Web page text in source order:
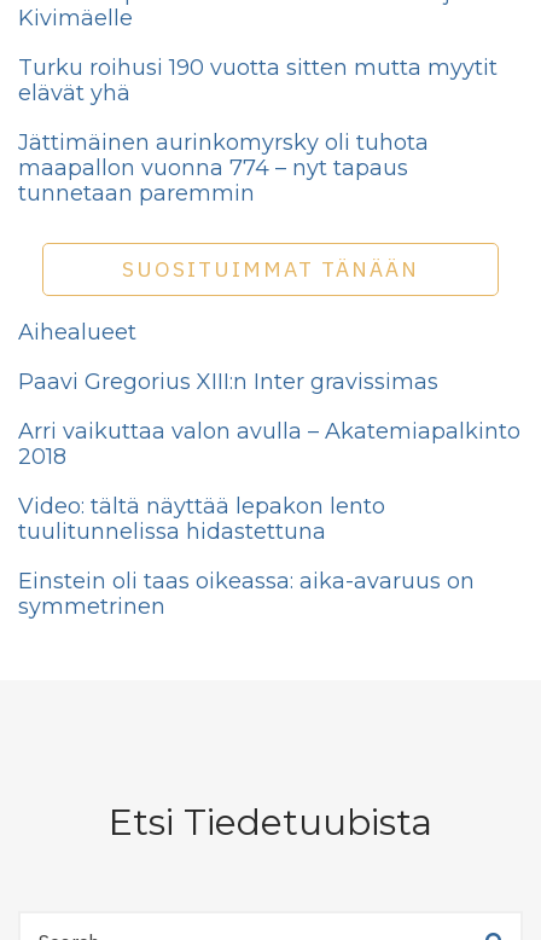
Kivimäelle
Turku roihusi 190 vuotta sitten mutta myytit
elävät yhä
Jättimäinen aurinkomyrsky oli tuhota
maapallon vuonna 774 – nyt tapaus
tunnetaan paremmin
SUOSITUIMMAT TÄNÄÄN
Aihealueet
Paavi Gregorius XIII:n Inter gravissimas
Arri vaikuttaa valon avulla – Akatemiapalkinto
2018
Video: tältä näyttää lepakon lento
tuulitunnelissa hidastettuna
Einstein oli taas oikeassa: aika-avaruus on
symmetrinen
Etsi Tiedetuubista